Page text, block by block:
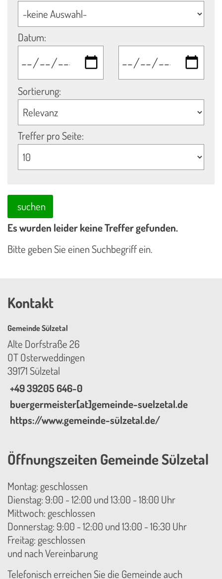
Datum:
Sortierung:
Treffer pro Seite:
suchen
Es wurden leider keine Treffer gefunden.
Bitte geben Sie einen Suchbegriff ein.
Kontakt
Gemeinde Sülzetal
Alte Dorfstraße 26
OT Osterweddingen
39171 Sülzetal
+49 39205 646-0
buergermeister[at]gemeinde-suelzetal.de
https://www.gemeinde-sülzetal.de/
Öffnungszeiten Gemeinde Sülzetal
Montag: geschlossen
Dienstag: 9:00 - 12:00 und 13:00 - 18:00 Uhr
Mittwoch: geschlossen
Donnerstag: 9:00 - 12:00 und 13:00 - 16:30 Uhr
Freitag: geschlossen
und nach Vereinbarung
Telefonisch erreichen Sie die Gemeinde auch